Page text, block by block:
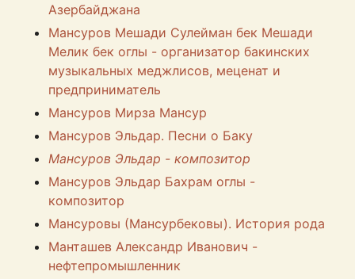
Азербайджана
Мансуров Мешади Сулейман бек Мешади
Мелик бек оглы - организатор бакинских
музыкальных меджлисов, меценат и
предприниматель
Мансуров Мирза Мансур
Мансуров Эльдар. Песни о Баку
Мансуров Эльдар - композитор
Мансуров Эльдар Бахрам оглы -
композитор
Мансуровы (Мансурбековы). История рода
Манташев Александр Иванович -
нефтепромышленник